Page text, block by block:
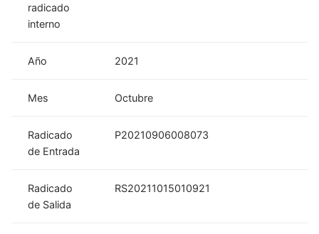
radicado
interno
Año 2021
Mes Octubre
Radicado
de Entrada
P20210906008073
Radicado
de Salida
RS20211015010921